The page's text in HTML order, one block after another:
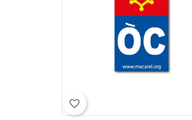
favorite_border